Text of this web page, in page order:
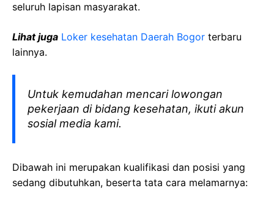
seluruh lapisan masyarakat.
Lihat juga Loker kesehatan Daerah Bogor terbaru
lainnya.
Untuk kemudahan mencari lowongan
pekerjaan di bidang kesehatan, ikuti akun
sosial media kami.
Dibawah ini merupakan kualifikasi dan posisi yang
sedang dibutuhkan, beserta tata cara melamarnya: